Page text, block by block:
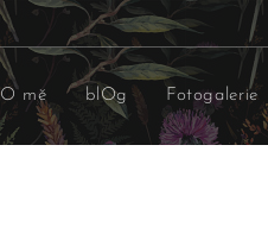
O mě blOg Fotogalerie